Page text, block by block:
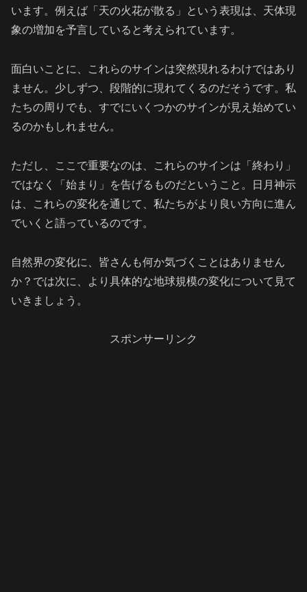
います。例えば「天の火花が散る」という表現は、天体現
象の増加を予言していると考えられています。
面白いことに、これらのサインは突然現れるわけではあり
ません。少しずつ、段階的に現れてくるのだそうです。私
たちの周りでも、すでにいくつかのサインが見え始めてい
るのかもしれません。
ただし、ここで重要なのは、これらのサインは「終わり」
ではなく「始まり」を告げるものだということ。日月神示
は、これらの変化を通じて、私たちがより良い方向に進ん
でいくと語っているのです。
自然界の変化に、皆さんも何か気づくことはありません
か？では次に、より具体的な地球規模の変化について見て
いきましょう。
スポンサーリンク